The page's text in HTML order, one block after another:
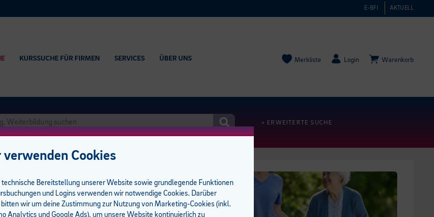
E-BFI AKTUELL
KURSSUCHE FÜR FIRMEN SERVICES ÜBER UNS Merkliste Login Warenkorb
> ERWEITERTE SUCHE
Cookies
technische Bereitstellung unserer Website sowie grundlegende Funktionen
und Logins verwenden wir notwendige Cookies. Darüber
bitten wir um deine Zustimmung zur Nutzung von Marketing-Cookies (inkl.
Analytics und Google Ads), um unsere Website kontinuierlich zu